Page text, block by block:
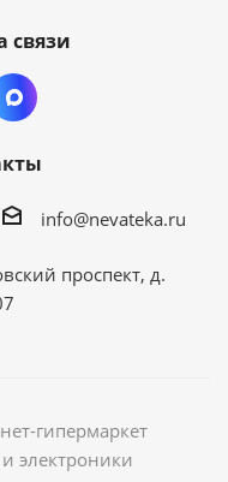
связи
info@nevateka.ru
проспект, д.
гипермаркет
электроники